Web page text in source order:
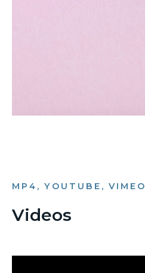
MP4, YOUTUBE, VIMEO
Videos